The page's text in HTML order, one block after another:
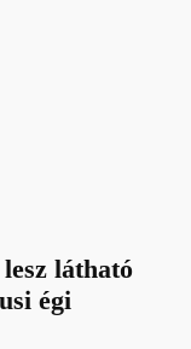
látható
égi